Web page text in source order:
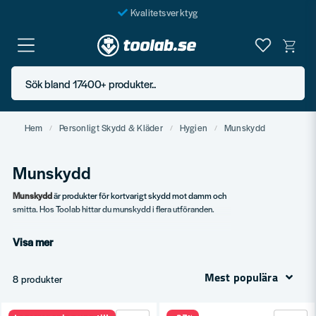
Kvalitetsverktyg
Fraktfritt över 999 SEK*
En järnhandel för alla
Butik i Göteborg
Sök bland 17400+ produkter..
Hem Personligt Skydd & Kläder Hygien Munskydd
Munskydd
Munskyddär produkter för kortvarigt skydd mot damm och
smitta. Hos Toolab hittar du munskydd i flera utföranden.
Vårt sortiment
FFP2 och FFP3 munskydd.
Storpack.
Visa mer
8 produkter Mest populära